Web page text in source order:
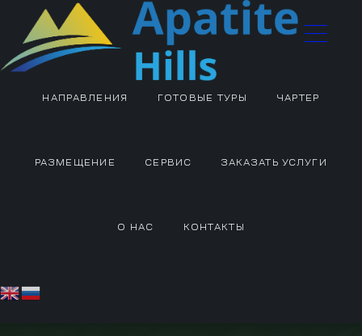
НАПРАВЛЕНИЯ ГОТОВЫЕ ТУРЫ ЧАРТЕР
РАЗМЕЩЕНИЕ СЕРВИС ЗАКАЗАТЬ УСЛУГИ
О НАС КОНТАКТЫ